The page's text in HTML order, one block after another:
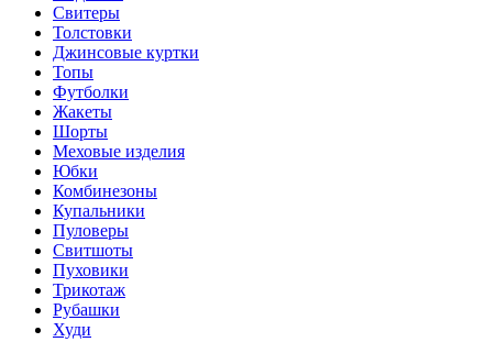
Свитеры
Толстовки
Джинсовые куртки
Топы
Футболки
Жакеты
Шорты
Меховые изделия
Юбки
Комбинезоны
Купальники
Пуловеры
Свитшоты
Пуховики
Трикотаж
Рубашки
Худи